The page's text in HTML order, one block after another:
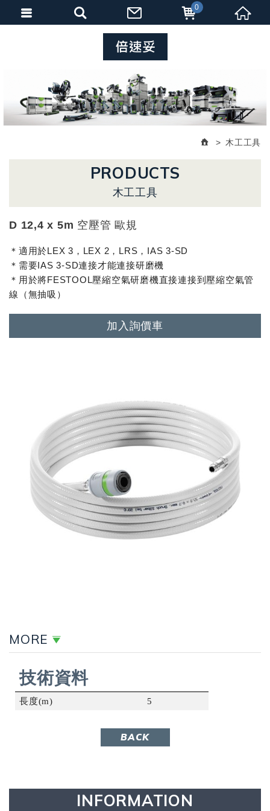
木工工具
PRODUCTS
木工工具
D 12,4 x 5m 空壓管 歐規
＊適用於LEX 3，LEX 2，LRS，IAS 3-SD
＊需要IAS 3-SD連接才能連接研磨機
＊用於將FESTOOL壓縮空氣研磨機直接連接到壓縮空氣管
線（無抽吸）
加入詢價車
MORE
技術資料
長度(m) 5
BACK
INFORMATION
0